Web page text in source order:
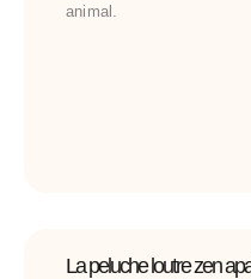
animal.
La peluche loutre zen